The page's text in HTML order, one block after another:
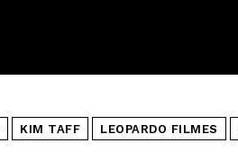
KIM TAFF LEOPARDO FILMES